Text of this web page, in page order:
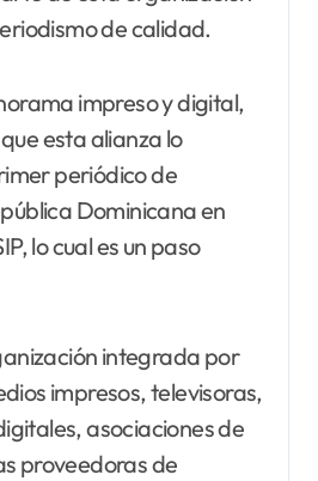
de calidad.
impreso y digital,
esta alianza lo
periódico de
Dominicana en
lo cual es un paso
integrada por
impresos, televisoras,
asociaciones de
proveedoras de